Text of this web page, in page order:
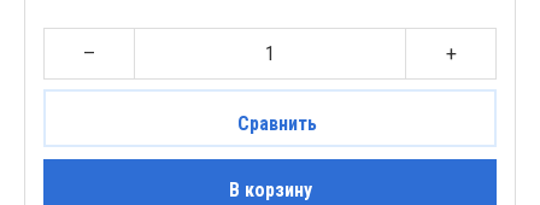
– +
Сравнить
В корзину